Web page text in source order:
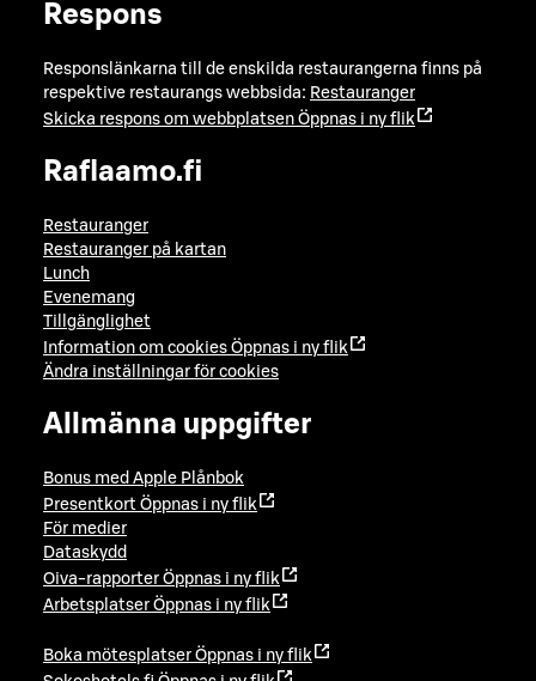
Respons
Responslänkarna till de enskilda restaurangerna finns på
respektive restaurangs webbsida: Restauranger
Skicka respons om webbplatsen Öppnas i ny flik
Raflaamo.fi
Restauranger
Restauranger på kartan
Lunch
Evenemang
Tillgänglighet
Information om cookies Öppnas i ny flik
Ändra inställningar för cookies
Allmänna uppgifter
Bonus med Apple Plånbok
Presentkort Öppnas i ny flik
För medier
Dataskydd
Oiva-rapporter Öppnas i ny flik
Arbetsplatser Öppnas i ny flik
Boka mötesplatser Öppnas i ny flik